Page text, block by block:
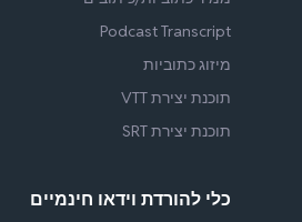
Podcast Transcript
מיזוג כתוביות
תוכנת יצירת VTT
תוכנת יצירת SRT
כלי להורדת וידאו חינמיים